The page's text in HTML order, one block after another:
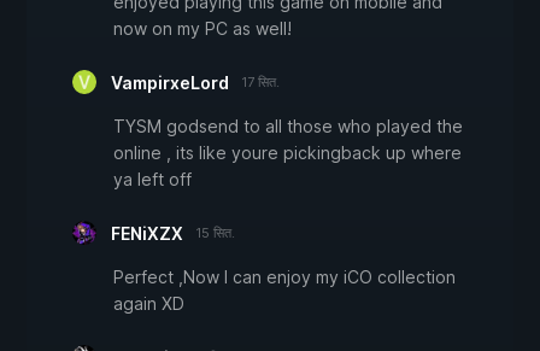
now on my PC as well!
VampirxeLord 17 सित.
TYSM godsend to all those who played the
online , its like youre pickingback up where
ya left off
FENiXZX 15 सित.
Perfect ,Now I can enjoy my iCO collection
again XD